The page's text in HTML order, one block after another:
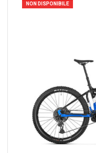
NON DISPONIBILE